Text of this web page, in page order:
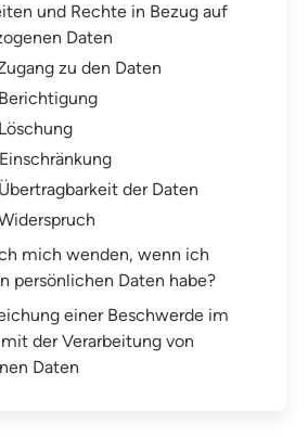
und Rechte in Bezug auf
Daten
zu den Daten
der Daten
mich wenden, wenn ich
persönlichen Daten habe?
einer Beschwerde im
der Verarbeitung von
Daten